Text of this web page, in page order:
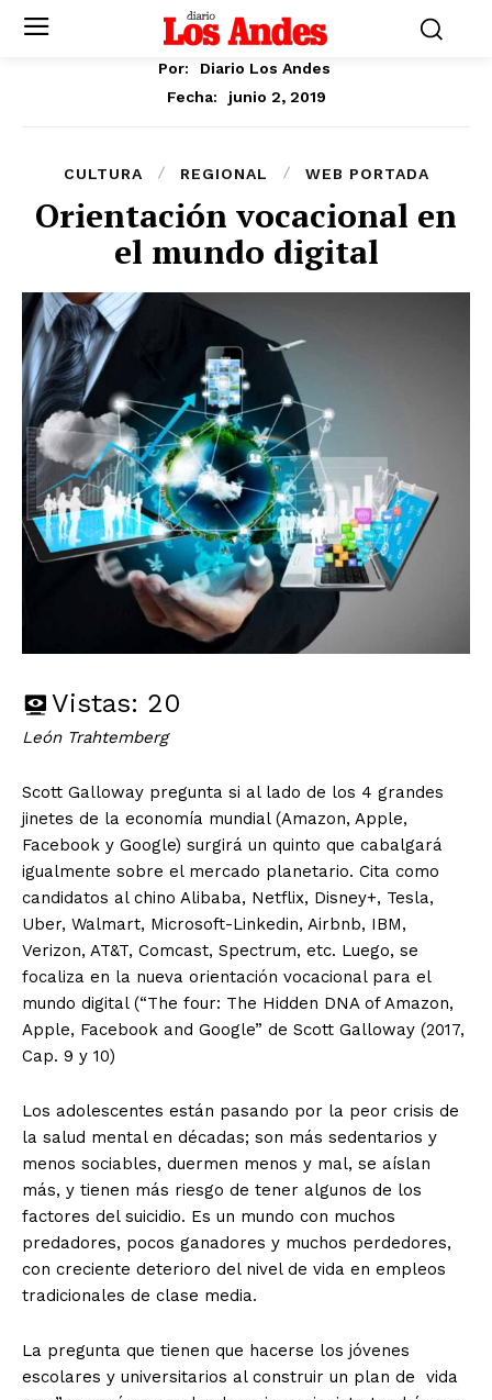
Por:
Diario Los Andes
Fecha:
junio 2, 2019
CULTURA REGIONAL WEB PORTADA
Orientación vocacional en
el mundo digital
Vistas: 20
León Trahtemberg
Scott Galloway pregunta si al lado de los 4 grandes
jinetes de la economía mundial (Amazon, Apple,
Facebook y Google) surgirá un quinto que cabalgará
igualmente sobre el mercado planetario. Cita como
candidatos al chino Alibaba, Netflix, Disney+, Tesla,
Uber, Walmart, Microsoft-Linkedin, Airbnb, IBM,
Verizon, AT&T, Comcast, Spectrum, etc. Luego, se
focaliza en la nueva orientación vocacional para el
mundo digital (“The four: The Hidden DNA of Amazon,
Apple, Facebook and Google” de Scott Galloway (2017,
Cap. 9 y 10)
Los adolescentes están pasando por la peor crisis de
la salud mental en décadas; son más sedentarios y
menos sociables, duermen menos y mal, se aíslan
más, y tienen más riesgo de tener algunos de los
factores del suicidio. Es un mundo con muchos
predadores, pocos ganadores y muchos perdedores,
con creciente deterioro del nivel de vida en empleos
tradicionales de clase media.
La pregunta que tienen que hacerse los jóvenes
escolares y universitarios al construir un plan de vida